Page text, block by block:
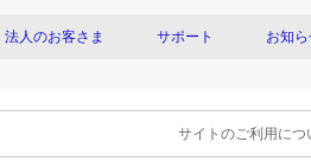
法人のお客さま サポート お知
サイトのご利用につ